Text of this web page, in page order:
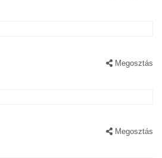
Megosztás
Megosztás